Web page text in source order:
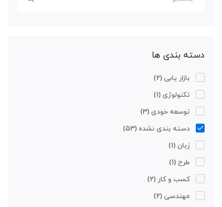
دسته بندی ها
بازار یابی (2)
تکنولوژی (1)
توسعه خودی (3)
دسته بندی نشده (53)
زبان (1)
طرح (1)
کسب و کار (2)
مهندسی (2)